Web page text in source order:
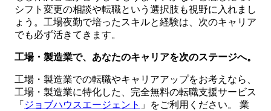
シフト変更の相談や転職という選択肢も視野に入れまし
ょう。工場夜勤で培ったスキルと経験は、次のキャリア
でも必ず活きてきます。
工場・製造業で、あなたのキャリアを次のステージへ。
工場・製造業での転職やキャリアアップをお考えなら、
工場・製造業に特化した、完全無料の転職支援サービス
「 ジョブハウスエージェント 」をご利用ください。 業